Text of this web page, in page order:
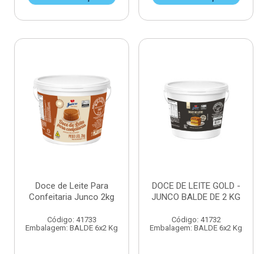
Doce de Leite Para
Confeitaria Junco 2kg
Código: 41733
Embalagem: BALDE 6x2 Kg
DOCE DE LEITE GOLD -
JUNCO BALDE DE 2 KG
Código: 41732
Embalagem: BALDE 6x2 Kg